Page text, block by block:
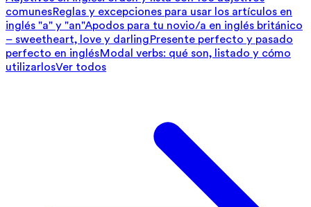
comunesReglas y excepciones para usar los artículos en
inglés "a" y "an"Apodos para tu novio/a en inglés británico
– sweetheart, love y darlingPresente perfecto y pasado
perfecto en inglésModal verbs: qué son, listado y cómo
utilizarlosVer todos